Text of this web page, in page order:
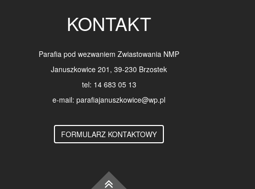
KONTAKT
Parafia pod wezwaniem Zwiastowania NMP
Januszkowice 201, 39-230 Brzostek
tel: 14 683 05 13
e-mail: parafiajanuszkowice@wp.pl
FORMULARZ KONTAKTOWY